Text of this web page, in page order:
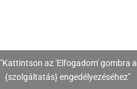
"Kattintson az 'Elfogadom' gombra a
{szolgáltatás} engedélyezéséhez"